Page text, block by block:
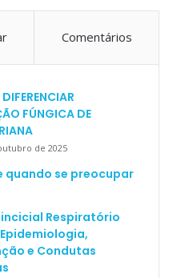
Comentários
FÚNGICA DE
de 2025
quando se preocupar
Respiratório
Epidemiologia,
e Condutas